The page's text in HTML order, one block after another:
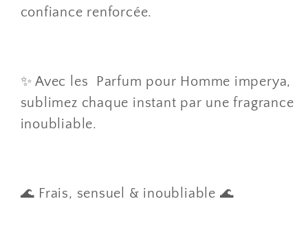
confiance renforcée.
✨ Avec les Parfum pour Homme imperya,
sublimez chaque instant par une fragrance
inoubliable.
🌊 Frais, sensuel & inoubliable 🌊